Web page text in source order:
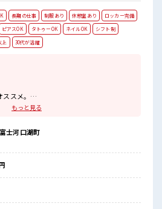
長期の仕事 制服あり 休憩室あり
ロッカー完備
ピアスOK タトゥーOK ネイルOK
シフト制
上
30代が活躍
スメ。
す♪
基本的に自由！
服選びに悩まずOK♪
≫
のは不安だけど、
ます！
UP目指していきましょう！
≫
事です！
もっと見る
士河口湖町